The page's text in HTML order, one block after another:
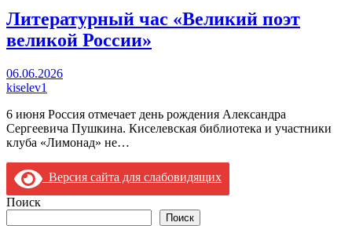
Литературный час «Великий поэт
великой России»
06.06.2026
kiselev1
6 июня Россия отмечает день рождения Александра
Сергеевича Пушкина. Киселевская библиотека и участники
клуба «Лимонад» не…
Версия сайта для слабовидящих
Поиск
Поиск